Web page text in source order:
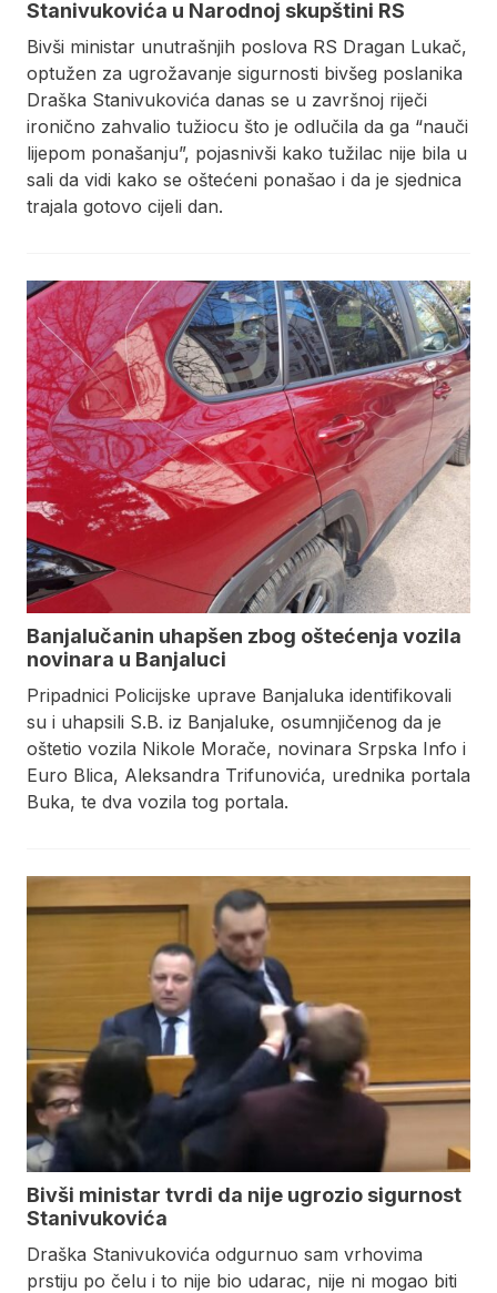
Stanivukovića u Narodnoj skupštini RS
Bivši ministar unutrašnjih poslova RS Dragan Lukač,
optužen za ugrožavanje sigurnosti bivšeg poslanika
Draška Stanivukovića danas se u završnoj riječi
ironično zahvalio tužiocu što je odlučila da ga “nauči
lijepom ponašanju”, pojasnivši kako tužilac nije bila u
sali da vidi kako se oštećeni ponašao i da je sjednica
trajala gotovo cijeli dan.
Banjalučanin uhapšen zbog oštećenja vozila
novinara u Banjaluci
Pripadnici Policijske uprave Banjaluka identifikovali
su i uhapsili S.B. iz Banjaluke, osumnjičenog da je
oštetio vozila Nikole Morače, novinara Srpska Info i
Euro Blica, Aleksandra Trifunovića, urednika portala
Buka, te dva vozila tog portala.
Bivši ministar tvrdi da nije ugrozio sigurnost
Stanivukovića
Draška Stanivukovića odgurnuo sam vrhovima
prstiju po čelu i to nije bio udarac, nije ni mogao biti